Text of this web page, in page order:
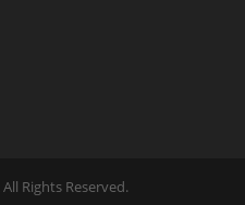
Rights Reserved.